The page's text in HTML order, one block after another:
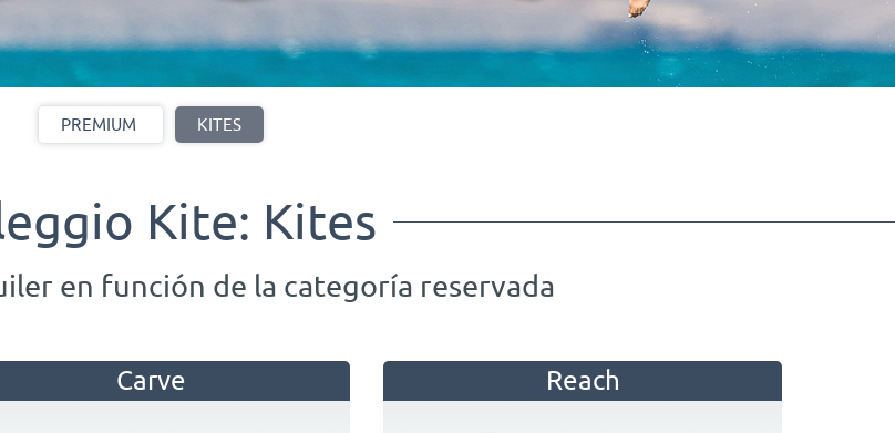
PREMIUM KITES
Kite: Kites
en función de la categoría reservada
Carve Reach